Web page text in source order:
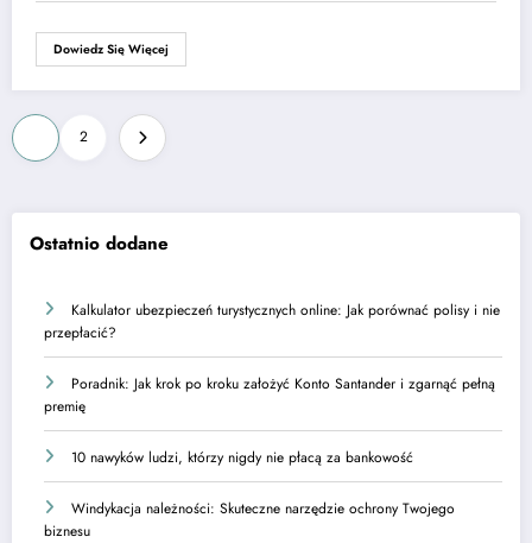
Dowiedz Się Więcej
Stronicowanie
wpisów
2
Ostatnio dodane
Kalkulator ubezpieczeń turystycznych online: Jak porównać polisy i nie
przepłacić?
Poradnik: Jak krok po kroku założyć Konto Santander i zgarnąć pełną
premię
10 nawyków ludzi, którzy nigdy nie płacą za bankowość
Windykacja należności: Skuteczne narzędzie ochrony Twojego
biznesu